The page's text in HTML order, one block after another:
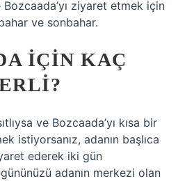
ziyaret etmek için
ve sonbahar.
IÇIN KAÇ
ve Bozcaada’yı kısa bir
istiyorsanız, adanın başlıca
ederek iki gün
adanın merkezi olan